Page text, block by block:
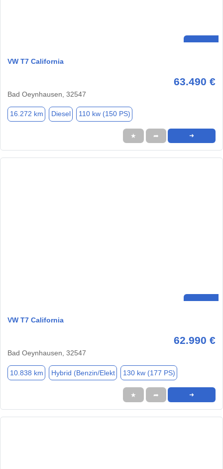
VW T7 California
63.490 €
Bad Oeynhausen, 32547
16.272 km Diesel 110 kw (150 PS)
★ ➦ ➜
VW T7 California
62.990 €
Bad Oeynhausen, 32547
10.838 km Hybrid (Benzin/Elekt 130 kw (177 PS)
★ ➦ ➜